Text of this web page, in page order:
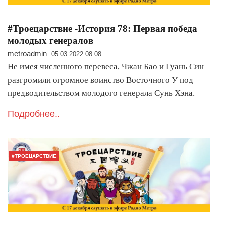
#Троецарствие -История 78: Первая победа
молодых генералов
metroadmin 05.03.2022 08:08
Не имея численного перевеса, Чжан Бао и Гуань Син
разгромили огромное воинство Восточного У под
предводительством молодого генерала Сунь Хэна.
Подробнее..
#ТРОЕЦАРСТВИЕ